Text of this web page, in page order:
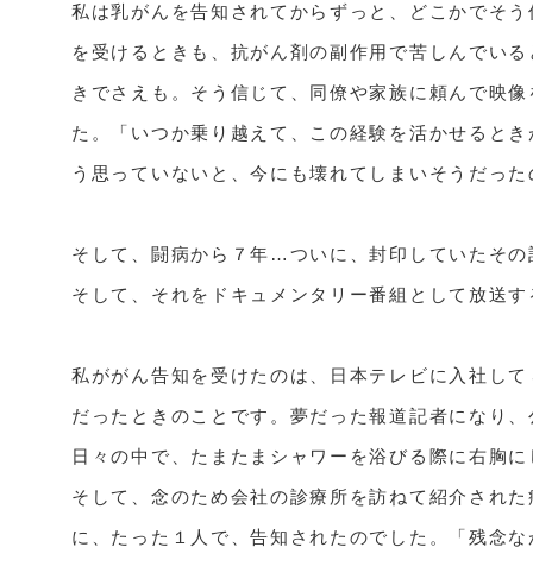
私は乳がんを告知されてからずっと、どこかでそ
を受けるときも、抗がん剤の副作用で苦しんでい
きでさえも。そう信じて、同僚や家族に頼んで映
た。「いつか乗り越えて、この経験を活かせると
う思っていないと、今にも壊れてしまいそうだっ
そして、闘病から７年…ついに、封印していたそ
そして、それをドキュメンタリー番組として放送
私ががん告知を受けたのは、日本テレビに入社し
だったときのことです。夢だった報道記者になり
日々の中で、たまたまシャワーを浴びる際に右胸
そして、念のため会社の診療所を訪ねて紹介され
に、たった１人で、告知されたのでした。「残念